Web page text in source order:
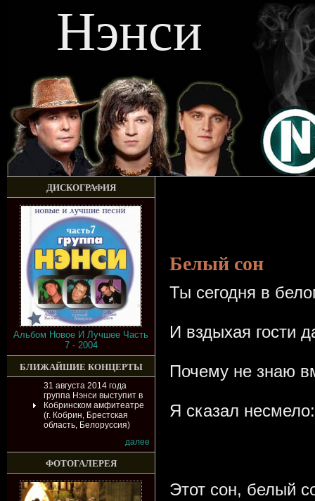
Нэнси
ДИСКОГРАФИЯ
Альбом Новое И Лучшее Часть
7 - 2004
БЛИЖАЙШИЕ КОНЦЕРТЫ
31 августа 2014 года
группа Нэнси выступит в
Кобринском амфитеатре
(г. Кобрин, Брестская
область, Белоруссия)
далее
ФОТОГАЛЕРЕЯ
Белый сон
Ты сегодня в
И вздыхая гости
Почему не знаю
Я сказал
Этот сон, белый